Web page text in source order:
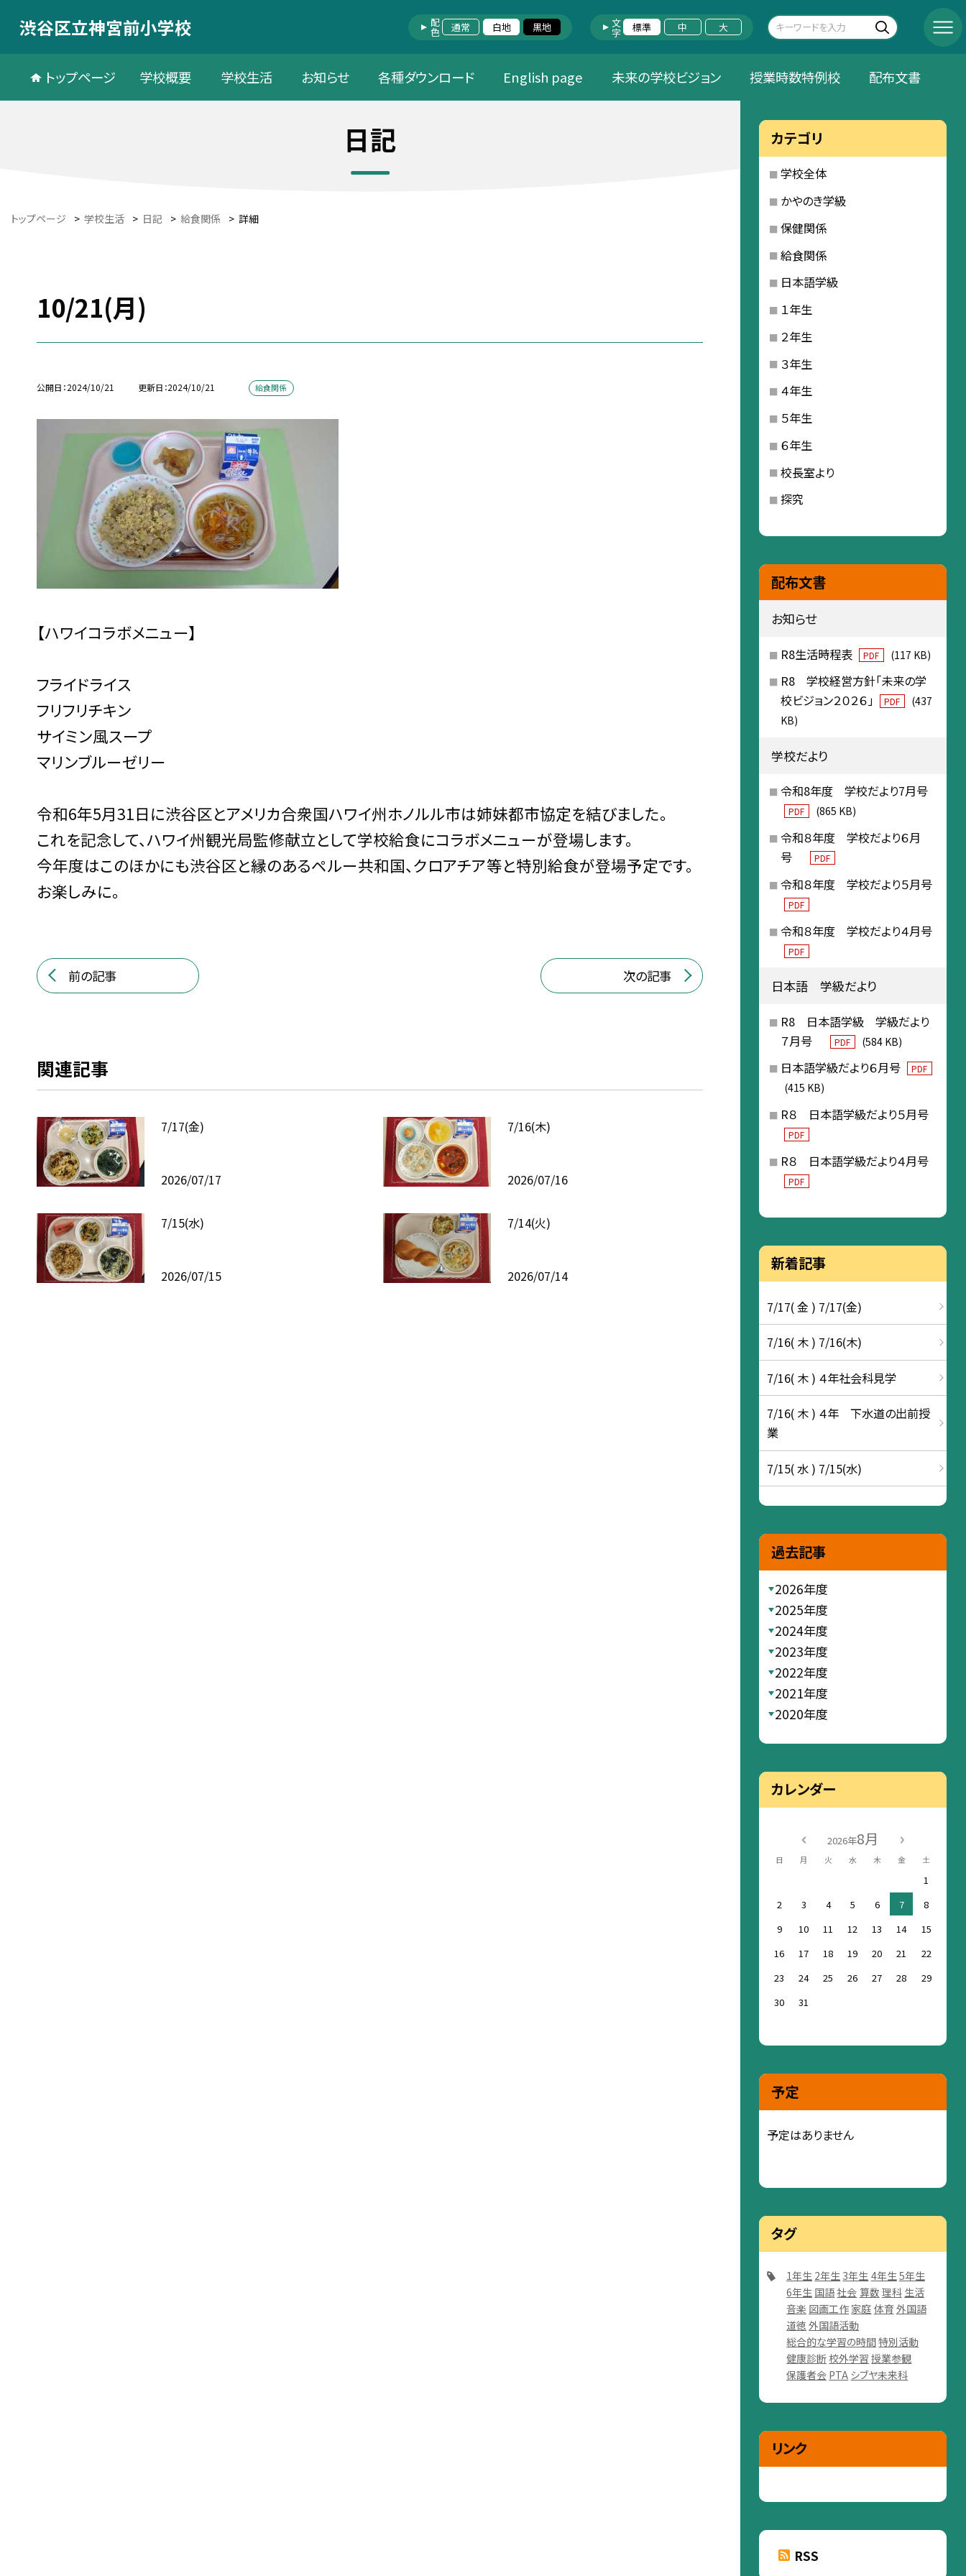
渋谷区立神宮前小学校 配色 通常 白地 黒地 文字 標準 中 大
トップページ 学校概要 学校生活 お知らせ 各種ダウンロード English page 未来の学校ビジョン 授業時数特例校 配布文書
日記
トップページ > 学校生活 > 日記 > 給食関係 > 詳細
10/21(月)
公開日 2024/10/21 更新日 2024/10/21 給食関係
【ハワイコラボメニュー】
フライドライス
フリフリチキン
サイミン風スープ
マリンブルーゼリー
令和6年5月31日に渋谷区とアメリカ合衆国ハワイ州ホノルル市は姉妹都市協定を結びました。
これを記念して、ハワイ州観光局監修献立として学校給食にコラボメニューが登場します。
今年度はこのほかにも渋谷区と縁のあるペルー共和国、クロアチア等と特別給食が登場予定です。
お楽しみに。
前の記事 次の記事
関連記事
7/17(金)
2026/07/17
7/16(木)
2026/07/16
7/15(水)
2026/07/15
7/14(火)
2026/07/14
カテゴリ
学校全体
かやのき学級
保健関係
給食関係
日本語学級
１年生
２年生
３年生
４年生
５年生
６年生
校長室より
探究
配布文書
お知らせ
R8生活時程表 PDF (117 KB)
R8 学校経営方針「未来の学
校ビジョン２０２６」
PDF
(437
KB)
学校だより
令和8年度 学校だより7月号
PDF (865 KB)
令和８年度 学校だより６月
号
PDF
令和８年度 学校だより５月号
PDF
令和８年度 学校だより４月号
PDF
日本語 学級だより
R8 日本語学級 学級だより
７月号
PDF (584 KB)
日本語学級だより６月号 PDF
(415 KB)
R８ 日本語学級だより５月号
PDF
R８ 日本語学級だより４月号
PDF
新着記事
7/17( 金 ) 7/17(金)
7/16( 木 ) 7/16(木)
7/16( 木 ) ４年社会科見学
7/16( 木 ) ４年 下水道の出前授
業
7/15( 水 ) 7/15(水)
過去記事
2026年度
2025年度
2024年度
2023年度
2022年度
2021年度
2020年度
カレンダー
2026年8月
日 月 火 水 木 金 土
1
2
3 4 5 6 7
8
9
10 11 12 13 14
15
16
17 18 19 20 21
22
23
24 25 26 27 28
29
30
31
予定
予定はありません
タグ
1年生 2年生 3年生 4年生 5年生
6年生 国語社会 算数 理科 生活
音楽 図画工作 家庭 体育 外国語
道徳 外国語活動
総合的な学習の時間特別活動
健康診断 校外学習 授業参観
保護者会 PTA シブヤ未来科
リンク
RSS